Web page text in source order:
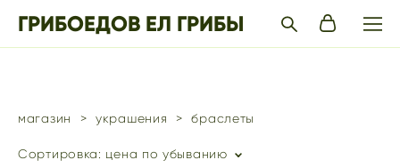
ГРИБОЕДОВ ЕЛ ГРИБЫ
магазин > украшения > браслеты
Сортировка: цена по убыванию